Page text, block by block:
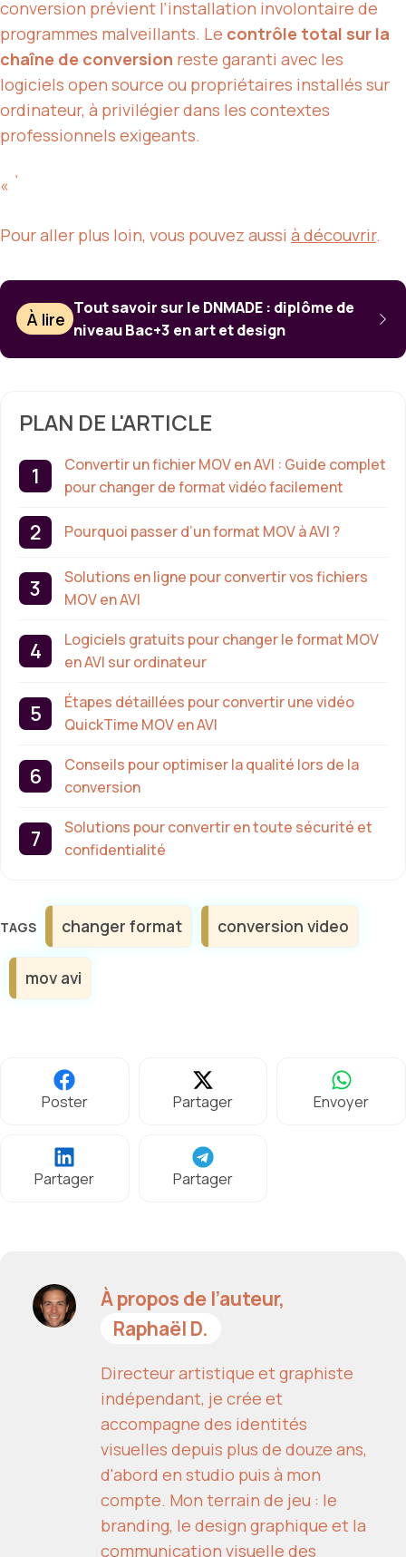
conversion prévient l’installation involontaire de
programmes malveillants. Le contrôle total sur la
chaîne de conversion reste garanti avec les
logiciels open source ou propriétaires installés sur
ordinateur, à privilégier dans les contextes
professionnels exigeants.
« `
Pour aller plus loin, vous pouvez aussi à découvrir.
À lire
Tout savoir sur le DNMADE : diplôme de
niveau Bac+3 en art et design
PLAN DE L'ARTICLE
Convertir un fichier MOV en AVI : Guide complet
pour changer de format vidéo facilement
Pourquoi passer d’un format MOV à AVI ?
Solutions en ligne pour convertir vos fichiers
MOV en AVI
Logiciels gratuits pour changer le format MOV
en AVI sur ordinateur
Étapes détaillées pour convertir une vidéo
QuickTime MOV en AVI
Conseils pour optimiser la qualité lors de la
conversion
Solutions pour convertir en toute sécurité et
confidentialité
Étiquettes
changer format conversion video
mov avi
Poster Partager Envoyer
Partager Partager
À propos de l’auteur,
Raphaël D.
Directeur artistique et graphiste
indépendant, je crée et
accompagne des identités
visuelles depuis plus de douze ans,
d'abord en studio puis à mon
compte. Mon terrain de jeu : le
branding, le design graphique et la
communication visuelle des